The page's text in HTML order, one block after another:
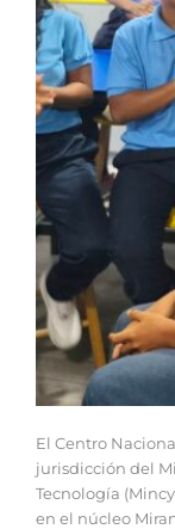
El Centro
jurisdicción del
Tecnología
en el núcleo